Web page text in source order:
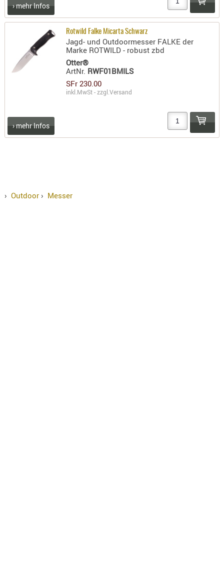
› mehr Infos
Rotwild Falke Micarta Schwarz
Jagd- und Outdoormesser FALKE der
Marke ROTWILD - robust zbd
Otter®
ArtNr. RWF01BMILS
SFr 230.00
inkl.MwSt - zzgl.Versand
› mehr Infos
› Outdoor› Messer